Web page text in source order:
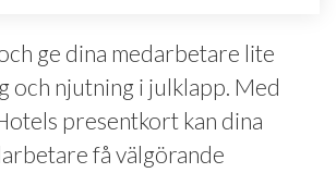
ge dina medarbetare lite
och njutning i julklapp. Med
presentkort kan dina
få välgörande